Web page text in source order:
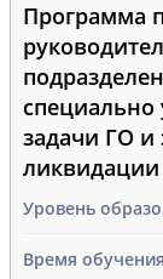
Программа
задачи ГО и
Уровень
Время обучения